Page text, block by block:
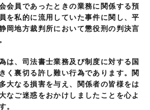
会員であったときの業務に関係する預
を私的に流用していた事件に関し、平
岡地方裁判所において懲役刑の判決言
は、司法書士業務及び制度に対する国
く裏切る許し難い行為であります。関
大なる損害を与え、関係者の皆様をは
なご迷惑をおかけしましたことを心よ
。